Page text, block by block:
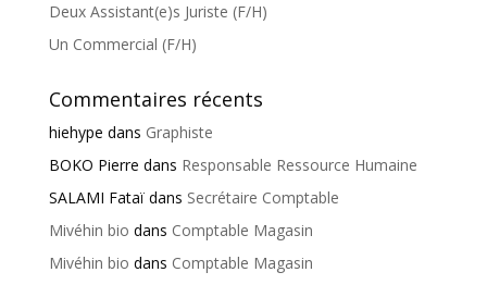
Deux Assistant(e)s Juriste (F/H)
Un Commercial (F/H)
Commentaires récents
hiehype dans Graphiste
BOKO Pierre dans Responsable Ressource Humaine
SALAMI Fataïdans Secrétaire Comptable
Mivéhin bio dans Comptable Magasin
Mivéhin bio dans Comptable Magasin